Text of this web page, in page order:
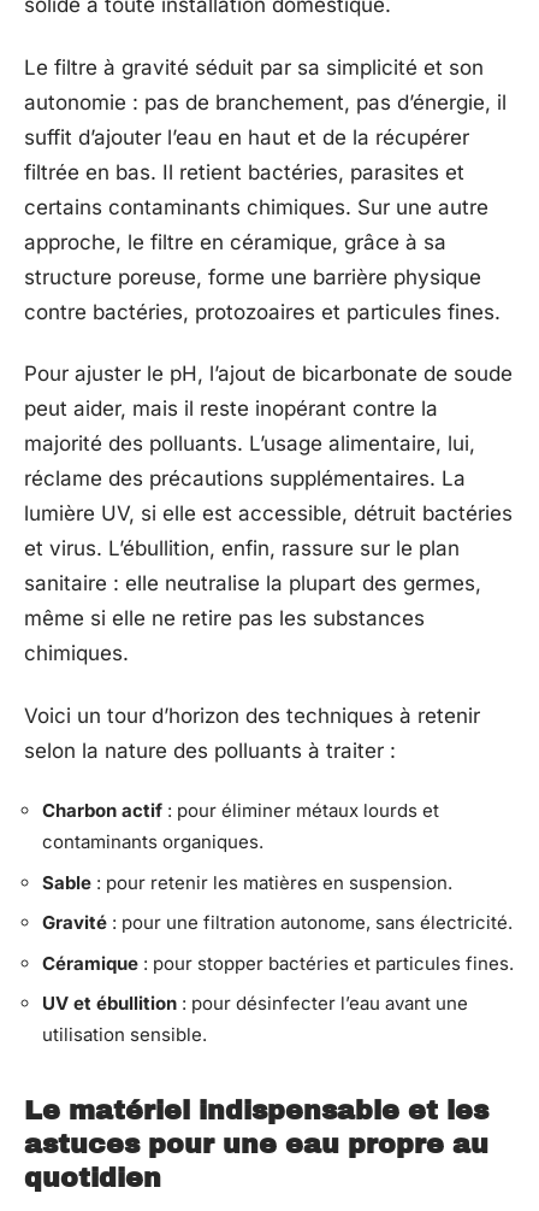
solide à toute installation domestique.
Le filtre à gravité séduit par sa simplicité et son
autonomie : pas de branchement, pas d’énergie, il
suffit d’ajouter l’eau en haut et de la récupérer
filtrée en bas. Il retient bactéries, parasites et
certains contaminants chimiques. Sur une autre
approche, le filtre en céramique, grâce à sa
structure poreuse, forme une barrière physique
contre bactéries, protozoaires et particules fines.
Pour ajuster le pH, l’ajout de bicarbonate de soude
peut aider, mais il reste inopérant contre la
majorité des polluants. L’usage alimentaire, lui,
réclame des précautions supplémentaires. La
lumière UV, si elle est accessible, détruit bactéries
et virus. L’ébullition, enfin, rassure sur le plan
sanitaire : elle neutralise la plupart des germes,
même si elle ne retire pas les substances
chimiques.
Voici un tour d’horizon des techniques à retenir
selon la nature des polluants à traiter :
Charbon actif : pour éliminer métaux lourds et
contaminants organiques.
Sable : pour retenir les matières en suspension.
Gravité : pour une filtration autonome, sans électricité.
Céramique : pour stopper bactéries et particules fines.
UV et ébullition : pour désinfecter l’eau avant une
utilisation sensible.
Le matériel indispensable et les
astuces pour une eau propre au
quotidien